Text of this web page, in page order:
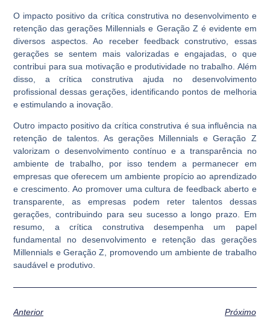
O impacto positivo da crítica construtiva no desenvolvimento e
retenção das gerações Millennials e Geração Z é evidente em
diversos aspectos. Ao receber feedback construtivo, essas
gerações se sentem mais valorizadas e engajadas, o que
contribui para sua motivação e produtividade no trabalho. Além
disso, a crítica construtiva ajuda no desenvolvimento
profissional dessas gerações, identificando pontos de melhoria
e estimulando a inovação.
Outro impacto positivo da crítica construtiva é sua influência na
retenção de talentos. As gerações Millennials e Geração Z
valorizam o desenvolvimento contínuo e a transparência no
ambiente de trabalho, por isso tendem a permanecer em
empresas que oferecem um ambiente propício ao aprendizado
e crescimento. Ao promover uma cultura de feedback aberto e
transparente, as empresas podem reter talentos dessas
gerações, contribuindo para seu sucesso a longo prazo. Em
resumo, a crítica construtiva desempenha um papel
fundamental no desenvolvimento e retenção das gerações
Millennials e Geração Z, promovendo um ambiente de trabalho
saudável e produtivo.
Anterior Próximo